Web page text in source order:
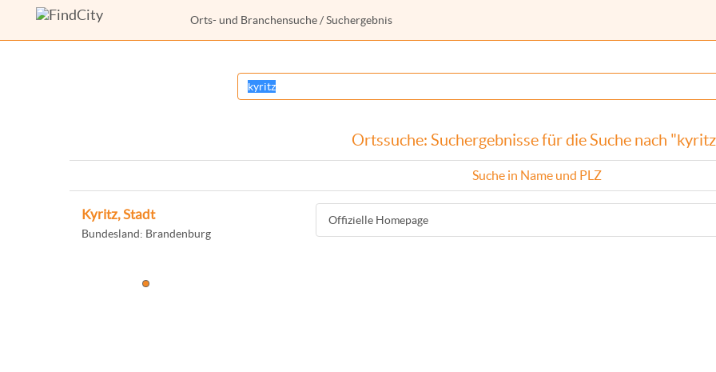
Orts- und Branchensuche / Suchergebnis
Ortssuche: Suchergebnisse für die Suche nach
Suche in Name und PLZ
Kyritz, Stadt
Bundesland: Brandenburg
Offizielle Homepage